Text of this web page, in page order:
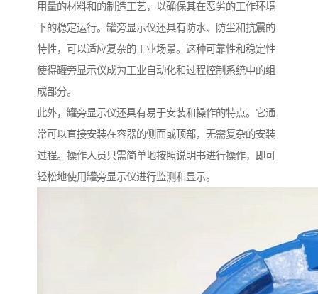
用量的材料和的制造工艺，以确保其在恶劣的工作环境
下的稳定运行。罐旁显示仪还具有防水、防尘和抗震的
特性，可以适应复杂的工业场景。这种可靠性和稳定性
使得罐旁显示仪成为工业自动化和过程控制系统中的组
成部分。
此外，罐旁显示仪还具有易于安装和操作的特点。它通
常可以直接安装在容器的侧面或顶部，无需复杂的安装
过程。操作人员只需简单地按照说明书进行操作，即可
轻松地使用罐旁显示仪进行监测和显示。